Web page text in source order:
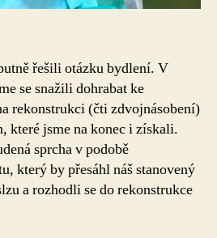
řešili otázku bydlení. V
se snažili dohrabat ke
rekonstrukci (čti zdvojnásobení)
které jsme na konec i získali.
sprcha v podobě
který by přesáhl náš stanovený
a rozhodli se do rekonstrukce